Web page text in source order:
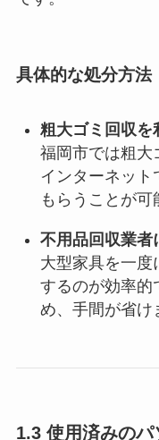
具体的な処分方法
粗大ゴミ回収を
福岡市では粗大
インターネット
もらうことが可
不用品回収業者
大型家具を一度
するのが効率的
め、手間が省け
1.3 使用済みの